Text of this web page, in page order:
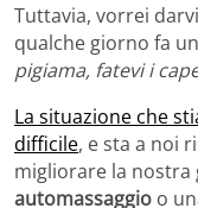
Tuttavia, vorrei
qualche giorno fa
pigiama, fatevi i
La situazione che
difficile, e sta a noi
migliorare la nostra
automassaggio o